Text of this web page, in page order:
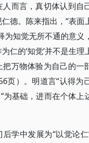
而言，真切体认到自
德。陈来指出，“表面
为知觉无所不通的意义
仁的‘知觉’并不是生理
万物体验为自己的一
页）。明道言“认得为
为基础，进而在个体上
学中发展为“以觉论